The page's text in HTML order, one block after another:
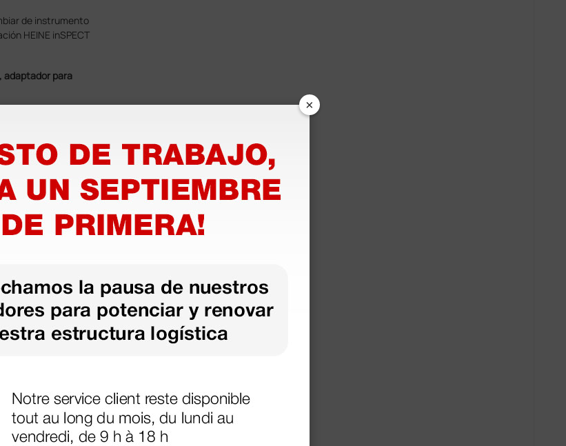
de instrumento
HEINE inSPECT
adaptador para
y resolución
para
y los cuerpos
de trabajo
×